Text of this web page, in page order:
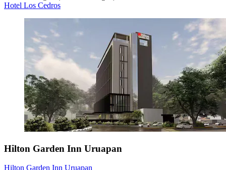
Hotel Los Cedros
Hilton Garden Inn Uruapan
Hilton Garden Inn Uruapan